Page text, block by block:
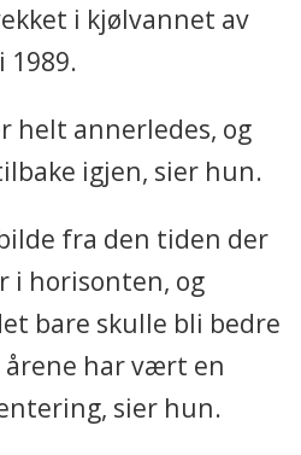
i kjølvannet av
helt annerledes, og
igjen, sier hun.
fra den tiden der
i horisonten, og
bare skulle bli bedre
årene har vært en
sier hun.